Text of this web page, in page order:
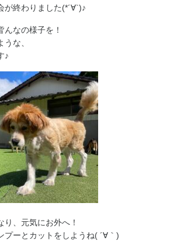
が終わりました(*´∀`)♪
んなの様子を！
な、
♪
、元気にお外へ！
プーとカットをしようね( ´∀｀)